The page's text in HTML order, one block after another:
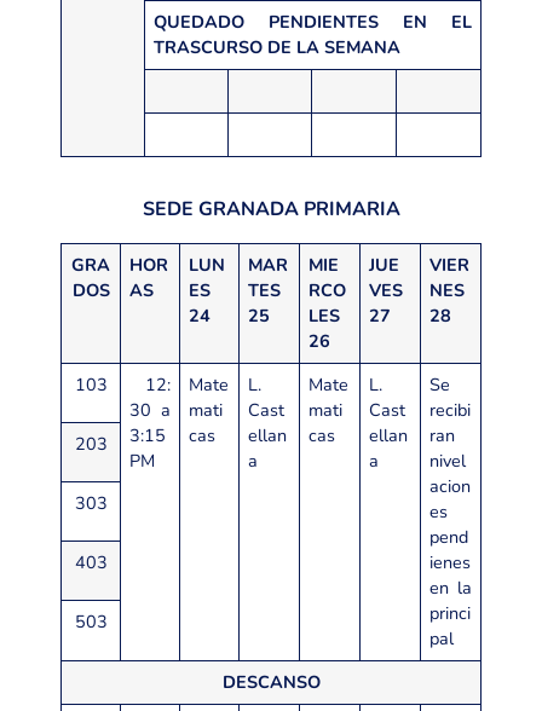
QUEDADO PENDIENTES EN EL
TRASCURSO DE LA SEMANA
SEDE GRANADA PRIMARIA
GRA
DOS
HOR
AS
LUN
ES
24
MAR
TES
25
MIE
RCO
LES
26
JUE
VES
27
VIER
NES
28
103
12:
30 a
3:15
PM
Mate
mati
cas
L.
Cast
ellan
a
Mate
mati
cas
L.
Cast
ellan
a
Se
recibi
ran
nivel
acion
es
pend
ienes
en la
princi
pal
203
303
403
503
DESCANSO